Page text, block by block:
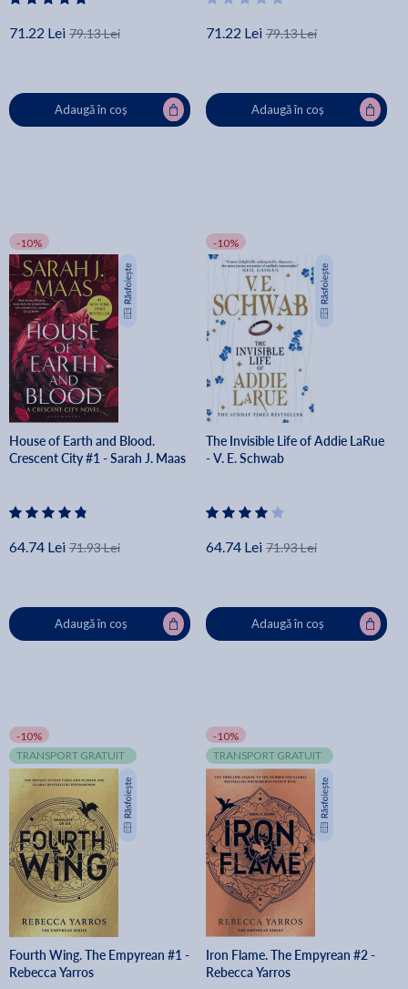
71.22 Lei 79.13 Lei
Adaugă în coș
71.22 Lei 79.13 Lei
Adaugă în coș
-10%
House of Earth and Blood.
Crescent City #1 - Sarah J. Maas
64.74 Lei 71.93 Lei
Adaugă în coș
-10%
The Invisible Life of Addie LaRue
- V. E. Schwab
64.74 Lei 71.93 Lei
Adaugă în coș
-10%
TRANSPORT GRATUIT
Fourth Wing. The Empyrean #1 -
Rebecca Yarros
-10%
TRANSPORT GRATUIT
Iron Flame. The Empyrean #2 -
Rebecca Yarros